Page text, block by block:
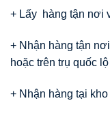
+ Lấy hàng tận nơi
+ Nhận hàng tận
hoặc trên trụ quốc
+ Nhận hàng tại